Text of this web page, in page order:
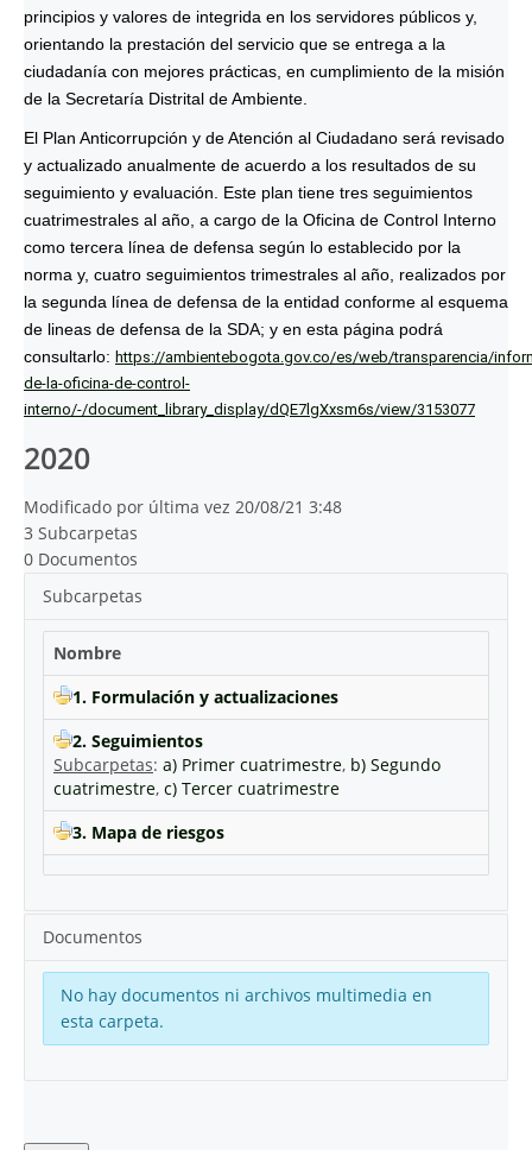
principios y valores de integrida en los servidores públicos y,
orientando la prestación del servicio que se entrega a la
ciudadanía con mejores prácticas, en cumplimiento de la misión
de la Secretaría Distrital de Ambiente.
El Plan Anticorrupción y de Atención al Ciudadano será revisado
y actualizado anualmente de acuerdo a los resultados de su
seguimiento y evaluación. Este plan tiene tres seguimientos
cuatrimestrales al año, a cargo de la Oficina de Control Interno
como tercera línea de defensa según lo establecido por la
norma y, cuatro seguimientos trimestrales al año, realizados por
la segunda línea de defensa de la entidad conforme al esquema
de lineas de defensa de la SDA; y en esta página podrá
consultarlo: https://ambientebogota.gov.co/es/web/transparencia/
de-la-oficina-de-control-
interno/-/document_library_display/dQE7lgXxsm6s/view/3153077
2020
Modificado por última vez 20/08/21 3:48
3 Subcarpetas
0 Documentos
Subcarpetas
Nombre
1. Formulación y actualizaciones
2. Seguimientos
Subcarpetas: a) Primer cuatrimestre, b) Segundo
cuatrimestre, c) Tercer cuatrimestre
3. Mapa de riesgos
Documentos
No hay documentos ni archivos multimedia en
esta carpeta.